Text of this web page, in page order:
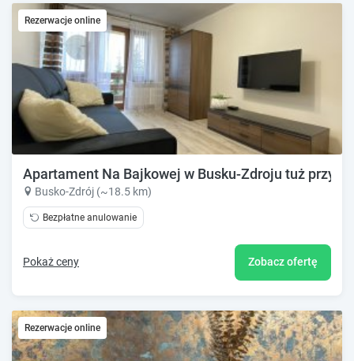
Rezerwacje online
Apartament Na Bajkowej w Busku-Zdroju tuż przy
Busko-Zdrój (~18.5 km)
Bezpłatne anulowanie
Pokaż ceny Zobacz ofertę
Rezerwacje online